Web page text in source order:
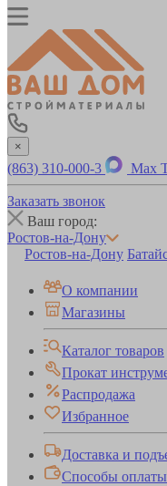
×
(863) 310-000-3 Max
Заказать звонок
Ваш город:
Ростов-на-Дону
Ростов-на-Дону
О компании
Магазины
Каталог товаров
Прокат
Распродажа
Избранное
Доставка и
Способы оплаты